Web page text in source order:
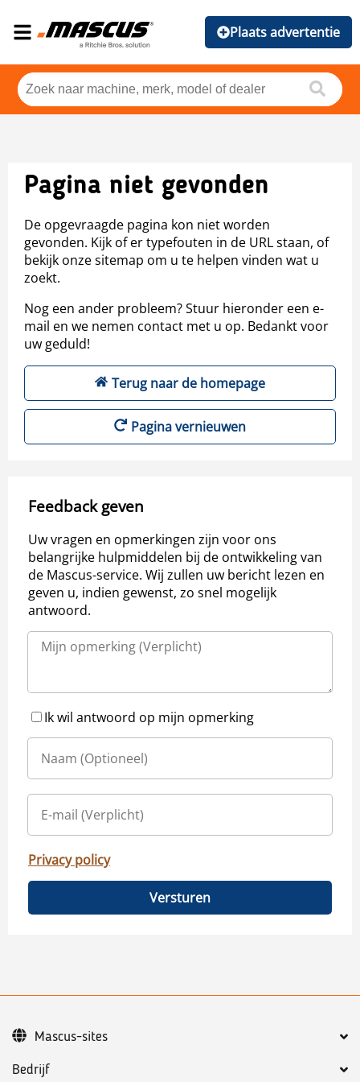
Plaats advertentie
Pagina niet gevonden
De opgevraagde pagina kon niet worden
gevonden. Kijk of er typefouten in de URL staan, of
bekijk onze sitemap om u te helpen vinden wat u
zoekt.
Nog een ander probleem? Stuur hieronder een e-
mail en we nemen contact met u op. Bedankt voor
uw geduld!
Terug naar de homepage
Pagina vernieuwen
Feedback geven
Uw vragen en opmerkingen zijn voor ons
belangrijke hulpmiddelen bij de ontwikkeling van
de Mascus-service. Wij zullen uw bericht lezen en
geven u, indien gewenst, zo snel mogelijk
antwoord.
Ik wil antwoord op mijn opmerking
Privacy policy
Versturen
Bedrijf
Mascus-sites